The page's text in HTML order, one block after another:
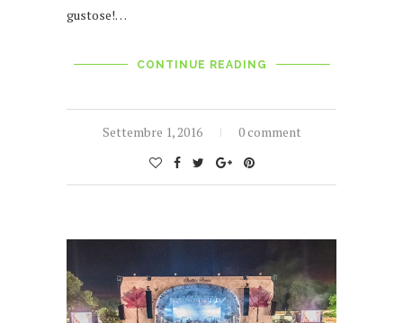
gustose!…
CONTINUE READING
Settembre 1, 2016 0 comment